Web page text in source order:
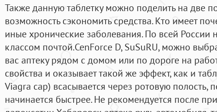
Также данную таблетку можно поделить на две
возможность сэкономить средства. Кто имеет
иные хронические заболевания. По всей России
классом почтой.CenForce D, SuSuRU, можно
вас аптеку рядом с домом или по дороге на
свойства и оказывает такой же эффект, как и
Viagra cap) всасывается через ротовую полость,
начинается быстрее. Не рекомендуется после